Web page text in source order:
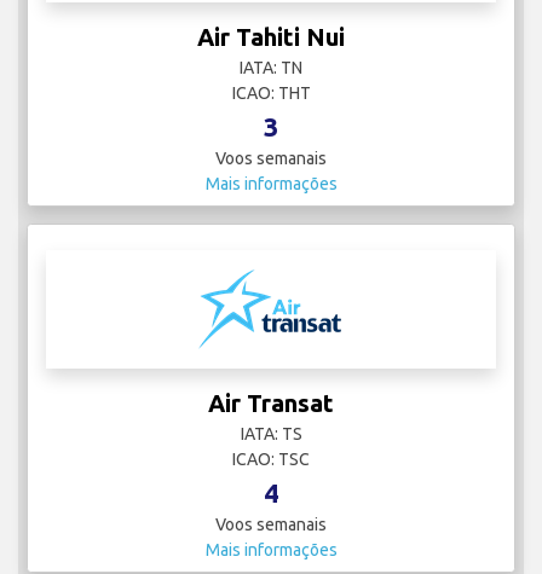
Air Tahiti Nui
IATA: TN
ICAO: THT
3
Voos semanais
Mais informações
Air Transat
IATA: TS
ICAO: TSC
4
Voos semanais
Mais informações